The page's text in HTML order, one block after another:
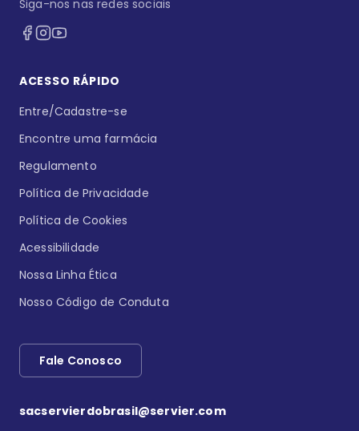
Siga-nos nas redes sociais
ACESSO RÁPIDO
Entre/Cadastre-se
Encontre uma farmácia
Regulamento
Política de Privacidade
Política de Cookies
Acessibilidade
Nossa Linha Ética
Nosso Código de Conduta
Fale Conosco
sacservierdobrasil@servier.com